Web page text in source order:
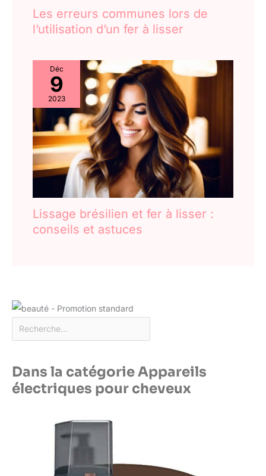
Les erreurs communes lors de
l’utilisation d’un fer à lisser
Déc
9
2023
Lissage brésilien et fer à lisser :
conseils et astuces
Dans la catégorie Appareils
électriques pour cheveux